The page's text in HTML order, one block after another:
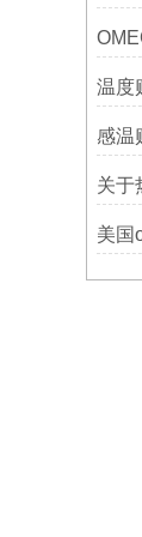
温度
感温
关于
美国